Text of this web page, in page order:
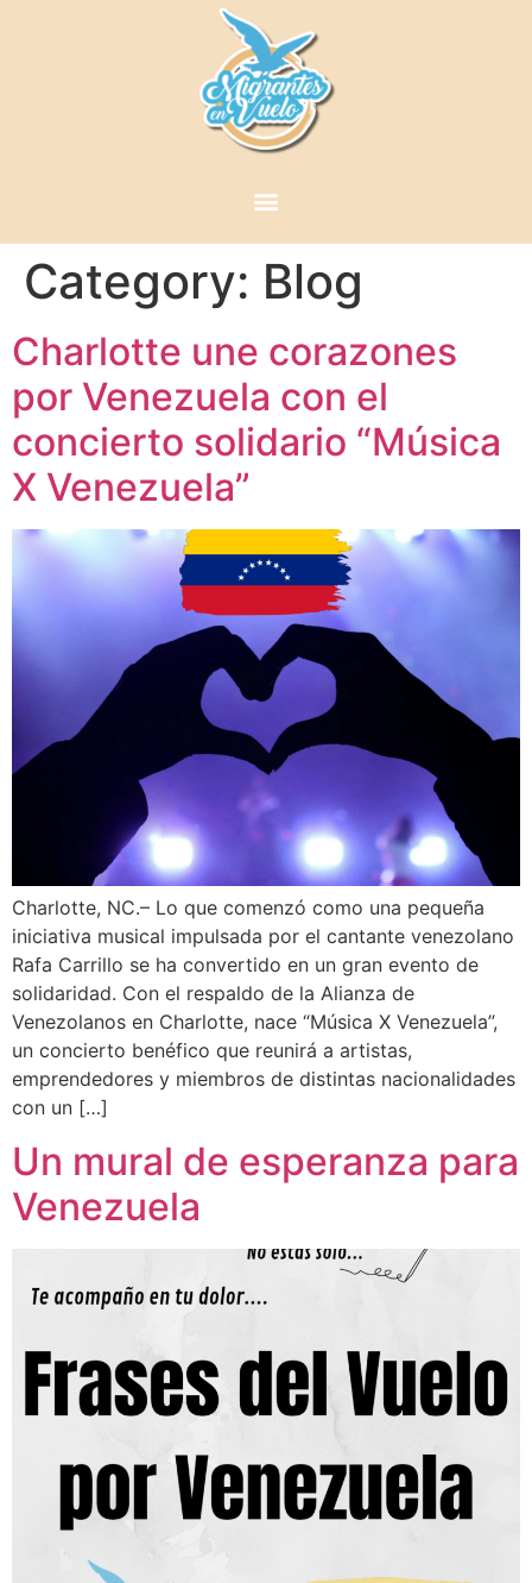
Category: Blog
Charlotte une corazones
por Venezuela con el
concierto solidario “Música
X Venezuela”
Charlotte, NC.– Lo que comenzó como una pequeña
iniciativa musical impulsada por el cantante venezolano
Rafa Carrillo se ha convertido en un gran evento de
solidaridad. Con el respaldo de la Alianza de
Venezolanos en Charlotte, nace “Música X Venezuela”,
un concierto benéfico que reunirá a artistas,
emprendedores y miembros de distintas nacionalidades
con un […]
Un mural de esperanza para
Venezuela